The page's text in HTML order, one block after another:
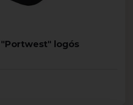
"Portwest" logós